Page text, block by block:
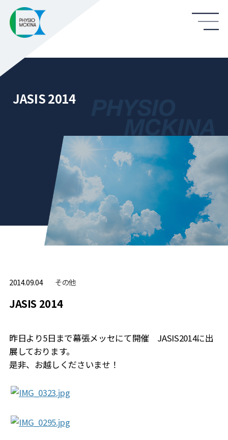
JASIS 2014
2014.09.04 その他
JASIS 2014
昨日より5日まで幕張メッセにて開催 JASIS2014に出
展しております。
是非、お越しくださいませ！